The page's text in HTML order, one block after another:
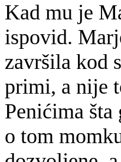
Kad mu je
ispovid.
završila kod
primi, a nije
Penićima
o tom